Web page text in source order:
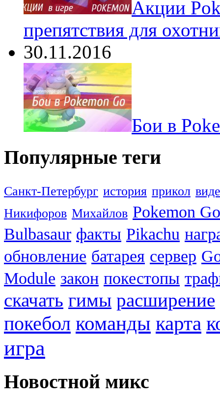
Акции
препятствия для
30.11.2016
Бои в
Популярные теги
Санкт-Петербург история прикол
Никифоров Михайлов Pokemon Go
Bulbasaur факты Pikachu
обновление батарея сервер
Module закон покестопы
скачать гимы расширение
покебол команды карта
игра
Новостной микс